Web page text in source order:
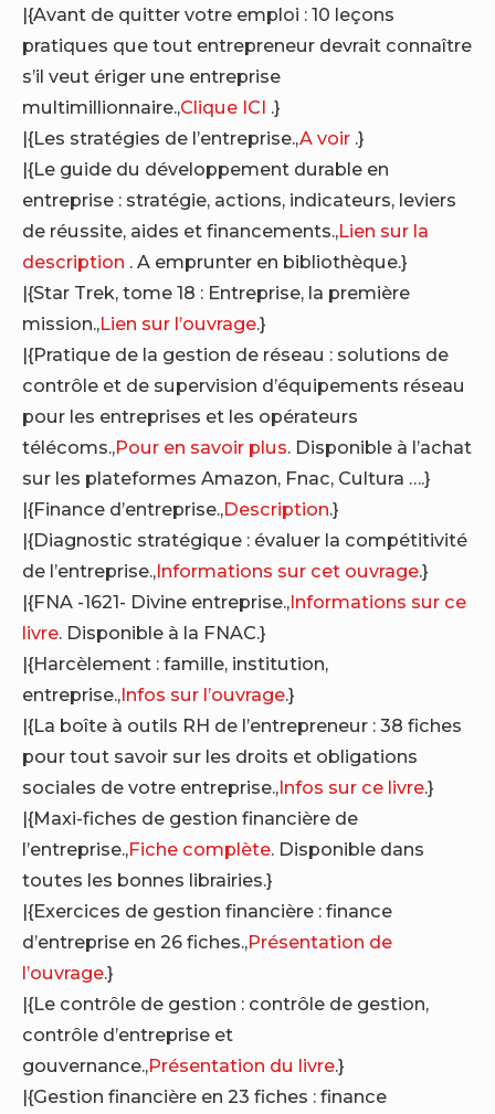
|{Avant de quitter votre emploi : 10 leçons
pratiques que tout entrepreneur devrait connaître
s’il veut ériger une entreprise
multimillionnaire.,Clique ICI .}
|{Les stratégies de l’entreprise.,A voir .}
|{Le guide du développement durable en
entreprise : stratégie, actions, indicateurs, leviers
de réussite, aides et financements.,Lien sur la
description . A emprunter en bibliothèque.}
|{Star Trek, tome 18 : Entreprise, la première
mission.,Lien sur l’ouvrage.}
|{Pratique de la gestion de réseau : solutions de
contrôle et de supervision d’équipements réseau
pour les entreprises et les opérateurs
télécoms.,Pour en savoir plus. Disponible à l’achat
sur les plateformes Amazon, Fnac, Cultura ….}
|{Finance d’entreprise.,Description.}
|{Diagnostic stratégique : évaluer la compétitivité
de l’entreprise.,Informations sur cet ouvrage.}
|{FNA -1621- Divine entreprise.,Informations sur ce
livre. Disponible à la FNAC.}
|{Harcèlement : famille, institution,
entreprise.,Infos sur l’ouvrage.}
|{La boîte à outils RH de l’entrepreneur : 38 fiches
pour tout savoir sur les droits et obligations
sociales de votre entreprise.,Infos sur ce livre.}
|{Maxi-fiches de gestion financière de
l’entreprise.,Fiche complète. Disponible dans
toutes les bonnes librairies.}
|{Exercices de gestion financière : finance
d’entreprise en 26 fiches.,Présentation de
l’ouvrage.}
|{Le contrôle de gestion : contrôle de gestion,
contrôle d’entreprise et
gouvernance.,Présentation du livre.}
|{Gestion financière en 23 fiches : finance